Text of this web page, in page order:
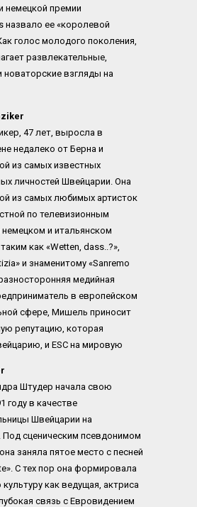
премии
назвало ее «королевой
голос молодого поколения,
развлекательные,
новаторские взгляды на
47 лет, выросла в
недалеко от Берна и
из самых известных
личностей Швейцарии. Она
из самых любимых артисток
по телевизионным
и итальянском
как «Wetten, dass..?»,
и знаменитому «Sanremo
медийная
в европейском
сфере, Мишель приносит
репутацию, которая
и ESC на мировую
Штудер начала свою
году в качестве
Швейцарии на
Под сценическим псевдонимом
заняла пятое место с песней
С тех пор она формировала
как ведущая, актриса
связь с Евровидением